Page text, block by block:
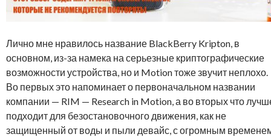
Лично мне нравилось название BlackBerry Kripton, в
основном, из-за намека на серьезные криптографические
возможности устройства, но и Motion тоже звучит неплохо.
Во первых это напоминает о первоначальном названии
компании — RIM — Research in Motion, а во вторых что
подходит для безостановочного движения, как не
защищенный от воды и пыли девайс, с огромным